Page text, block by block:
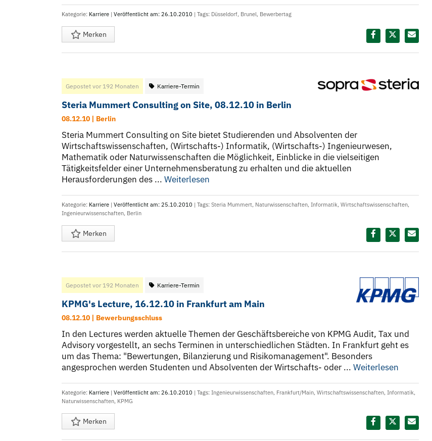
Kategorie: Karriere | Veröffentlicht am: 26.10.2010 | Tags: Düsseldorf, Brunel, Bewerbertag
Merken
Gepostet vor 192 Monaten Karriere-Termin
Steria Mummert Consulting on Site, 08.12.10 in Berlin
08.12.10 | Berlin
Steria Mummert Consulting on Site bietet Studierenden und Absolventen der
Wirtschaftswissenschaften, (Wirtschafts-) Informatik, (Wirtschafts-) Ingenieurwesen,
Mathematik oder Naturwissenschaften die Möglichkeit, Einblicke in die vielseitigen
Tätigkeitsfelder einer Unternehmensberatung zu erhalten und die aktuellen
Herausforderungen des ... Weiterlesen
Kategorie: Karriere | Veröffentlicht am: 25.10.2010 | Tags: Steria Mummert, Naturwissenschaften, Informatik, Wirtschaftswissenschaften,
Ingenieurwissenschaften, Berlin
Merken
Gepostet vor 192 Monaten Karriere-Termin
KPMG's Lecture, 16.12.10 in Frankfurt am Main
08.12.10 | Bewerbungsschluss
In den Lectures werden aktuelle Themen der Geschäftsbereiche von KPMG Audit, Tax und
Advisory vorgestellt, an sechs Terminen in unterschiedlichen Städten. In Frankfurt geht es
um das Thema: "Bewertungen, Bilanzierung und Risikomanagement". Besonders
angesprochen werden Studenten und Absolventen der Wirtschafts- oder ... Weiterlesen
Kategorie: Karriere | Veröffentlicht am: 26.10.2010 | Tags: Ingenieurwissenschaften, Frankfurt/Main, Wirtschaftswissenschaften, Informatik,
Naturwissenschaften, KPMG
Merken